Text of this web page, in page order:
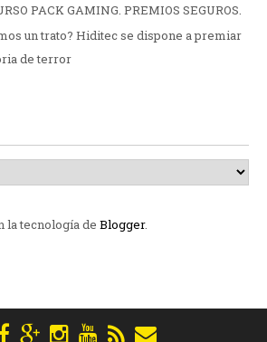
PACK GAMING. PREMIOS SEGUROS.
un trato? Hiditec se dispone a premiar
de terror
la tecnología de Blogger.